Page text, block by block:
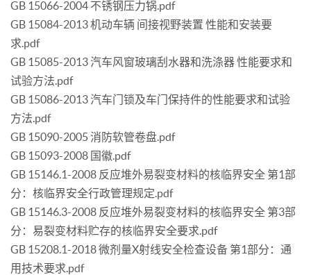
GB 15066-2004 不锈钢压力锅.pdf
GB 15084-2013 机动车辆 间接视野装置 性能和安装要
求.pdf
GB 15085-2013 汽车风窗玻璃刮水器和洗涤器 性能要求和
试验方法.pdf
GB 15086-2013 汽车门锁及车门保持件的性能要求和试验
方法.pdf
GB 15090-2005 消防软管卷盘.pdf
GB 15093-2008 国徽.pdf
GB 15146.1-2008 反应堆外易裂变材料的核临界安全 第1部
分：核临界安全行政管理规定.pdf
GB 15146.3-2008 反应堆外易裂变材料的核临界安全 第3部
分：易裂变材料贮存的核临界安全要求.pdf
GB 15208.1-2018 微剂量X射线安全检查设备 第1部分：通
用技术要求.pdf